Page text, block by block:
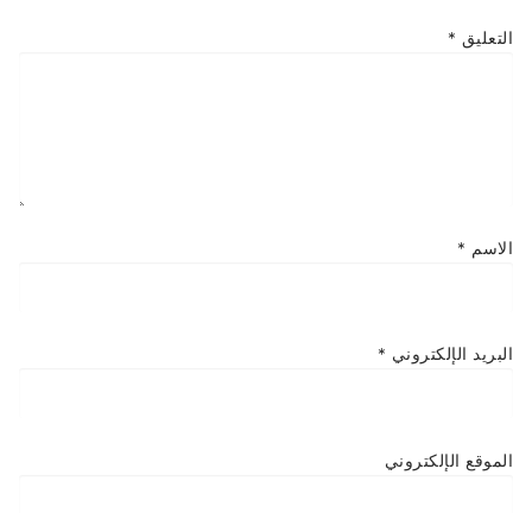
التعليق *
الاسم *
البريد الإلكتروني *
الموقع الإلكتروني